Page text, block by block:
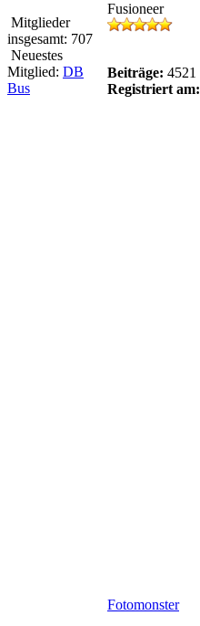
Mitglieder
insgesamt: 707
Neuestes
Mitglied: DB
Bus
Fusioneer
Beiträge: 4521
Registriert am:
Fotomonster